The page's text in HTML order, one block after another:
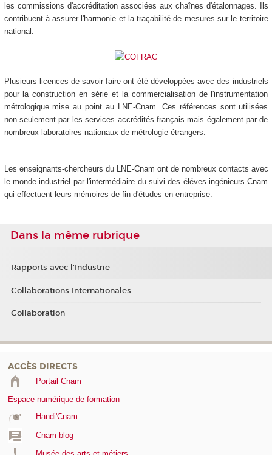
les commissions d'accréditation associées aux chaînes d'étalonnages. Ils
contribuent à assurer l'harmonie et la traçabilité de mesures sur le territoire
national.
Plusieurs licences de savoir faire ont été développées avec des industriels
pour la construction en série et la commercialisation de l'instrumentation
métrologique mise au point au LNE-Cnam. Ces références sont utilisées
non seulement par les services accrédités français mais également par de
nombreux laboratoires nationaux de métrologie étrangers.
Les enseignants-chercheurs du LNE-Cnam ont de nombreux contacts avec
le monde industriel par l'intermédiaire du suivi des éléves ingénieurs Cnam
qui effectuent leurs mémoires de fin d'études en entreprise.
Dans la même rubrique
Rapports avec l'Industrie
Collaborations Internationales
Collaboration
ACCÈS DIRECTS
Portail Cnam
Espace numérique de formation
Handi'Cnam
Cnam blog